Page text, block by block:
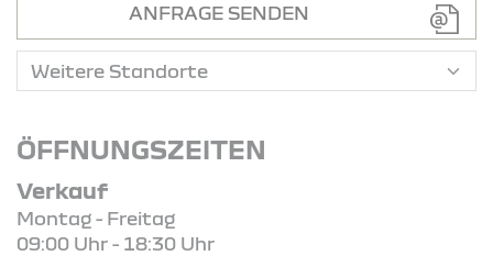
ANFRAGE SENDEN
ÖFFNUNGSZEITEN
Verkauf
Montag - Freitag
09:00 Uhr - 18:30 Uhr